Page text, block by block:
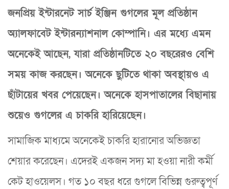
জনপ্রিয় ইন্টারনেট সার্চ ইঞ্জিন গুগলের মূল প্রতিষ্ঠান
অ্যালফাবেট ইন্টারন্যাশনাল কোম্পানি। এর মধ্যে এমন
অনেকেই আছেন, যারা প্রতিষ্ঠানটিতে ২০ বছরেরও বেশি
সময় কাজ করছেন। অনেকে ছুটিতে থাকা অবস্থায়ও এ
ছাঁটায়ের খবর পেয়েছেন। অনেকে হাসপাতালের বিছানায়
শুয়েও গুগলের এ চাকরি হারিয়েছেন।
সামাজিক মাধ্যমে অনেকেই চাকরি হারানোর অভিজ্ঞতা
শেয়ার করেছেন। এদেরই একজন সদ্য মা হওয়া নারী কর্মী
কেট হাওয়েলস। গত ১০ বছর ধরে গুগলে বিভিন্ন গুরুত্বপূর্ণ